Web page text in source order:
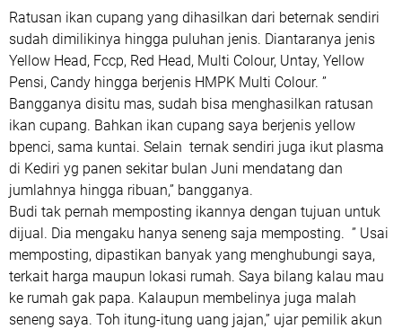
Ratusan ikan cupang yang dihasilkan dari beternak sendiri
sudah dimilikinya hingga puluhan jenis. Diantaranya jenis
Yellow Head, Fccp, Red Head, Multi Colour, Untay, Yellow
Pensi, Candy hingga berjenis HMPK Multi Colour. ”
Bangganya disitu mas, sudah bisa menghasilkan ratusan
ikan cupang. Bahkan ikan cupang saya berjenis yellow
bpenci, sama kuntai. Selain ternak sendiri juga ikut plasma
di Kediri yg panen sekitar bulan Juni mendatang dan
jumlahnya hingga ribuan,” bangganya.
Budi tak pernah memposting ikannya dengan tujuan untuk
dijual. Dia mengaku hanya seneng saja memposting. ” Usai
memposting, dipastikan banyak yang menghubungi saya,
terkait harga maupun lokasi rumah. Saya bilang kalau mau
ke rumah gak papa. Kalaupun membelinya juga malah
seneng saya. Toh itung-itung uang jajan,” ujar pemilik akun